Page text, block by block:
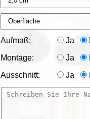
Aufmaß: Ja
Montage: Ja
Ausschnitt: Ja